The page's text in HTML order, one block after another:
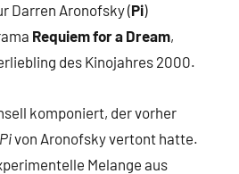
Darren Aronofsky (Pi)
Requiem for a Dream,
des Kinojahres 2000.
komponiert, der vorher
Pivon Aronofsky vertont hatte.
Melange aus